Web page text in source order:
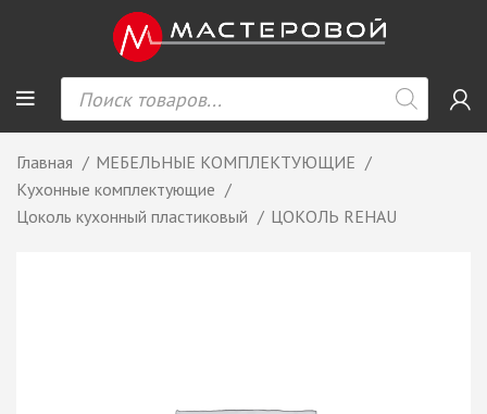
Главная
МЕБЕЛЬНЫЕ КОМПЛЕКТУЮЩИЕ
Кухонные комплектующие
Цоколь кухонный пластиковый
ЦОКОЛЬ REHAU